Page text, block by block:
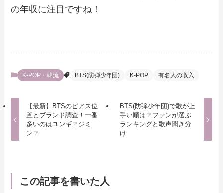
の年収に注目ですね！
K-POP・韓流 BTS(防弾少年団) K-POP 有名人の収入
【最新】BTSのピアス位
置とブランド調査！一番
多いのはユンギ？ジミ
ン？
BTS(防弾少年団)で歌が上
手い順は？ファンが選ぶ
ランキングと歌声聞き分
け
この記事を書いた人